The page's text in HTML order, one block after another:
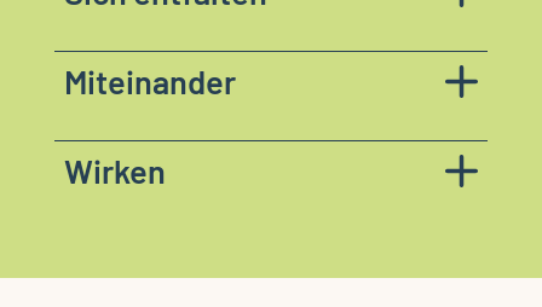
Miteinander
Wirken